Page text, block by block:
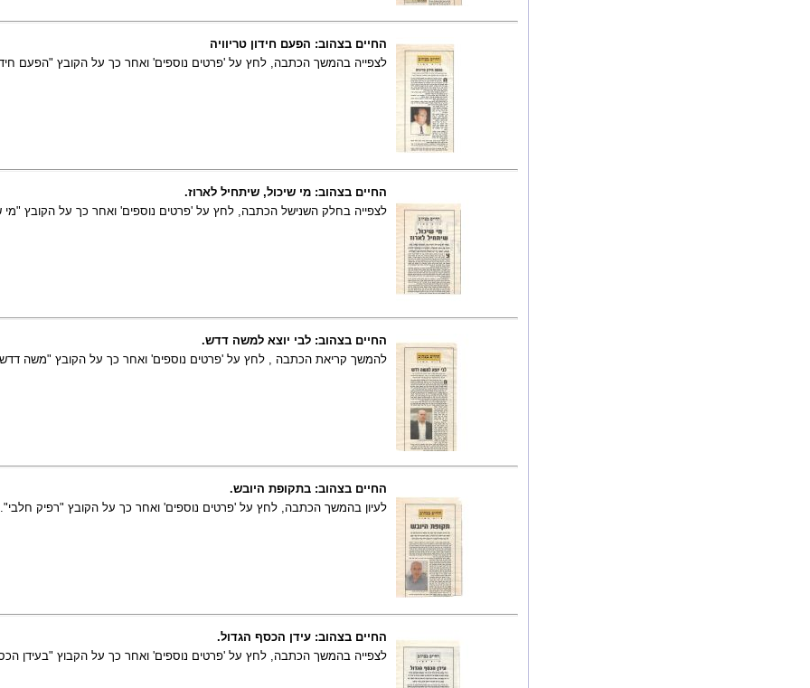
החיים בצהוב: הפעם חידון טריוויה
לצפייה בהמשך הכתבה, לחץ על 'פרטים נוספים' ואחר כך על הקובץ "הפעם
החיים בצהוב: מי שיכול, שיתחיל לארוז.
לצפייה בחלק השנישל הכתבה, לחץ על 'פרטים נוספים' ואחר כך על הקובץ "מי
החיים בצהוב: לבי יוצא למשה דדש.
להמשך קריאת הכתבה , לחץ על 'פרטים נוספים' ואחר כך על הקובץ "משה
החיים בצהוב: בתקופת היובש.
לעיון בהמשך הכתבה, לחץ על 'פרטים נוספים' ואחר כך על הקובץ "רפיק חלבי".
החיים בצהוב: עידן הכסף הגדול.
לצפייה בהמשך הכתבה, לחץ על 'פרטים נוספים' ואחר כך על הקבוץ "בעידן